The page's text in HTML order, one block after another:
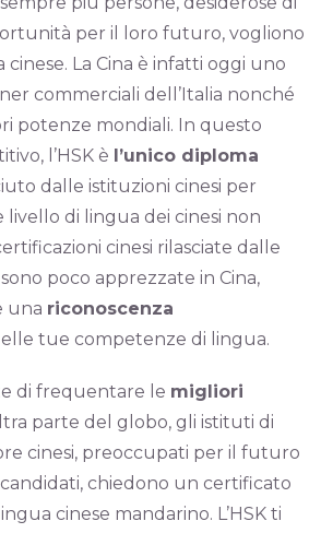
per il loro futuro, vogliono
La Cina è infatti oggi uno
commerciali dell’Italia nonché
potenze mondiali. In questo
l’HSK è l’unico diploma
dalle istituzioni cinesi per
livello di lingua dei cinesi non
cinesi rilasciate dalle
poco apprezzate in Cina,
una riconoscenza
tue competenze di lingua.
di frequentare le migliori
parte del globo, gli istituti di
cinesi, preoccupati per il futuro
chiedono un certificato
cinese mandarino. L’HSK ti